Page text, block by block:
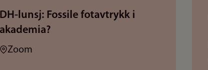
DH-lunsj: Fossile fotavtrykk i
akademia?
Sted:
Zoom